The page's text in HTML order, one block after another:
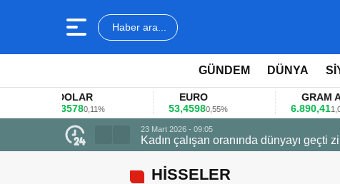
Haber ara...
GÜNDEM DÜNYA
DOLAR
0,11%
EURO
53,45980,55%
GRAM ALTIN
6.890,411,09%
23 Mart 2026 - 09:05
Kadın çalışan oranında dünyayı geçti
HİSSELER